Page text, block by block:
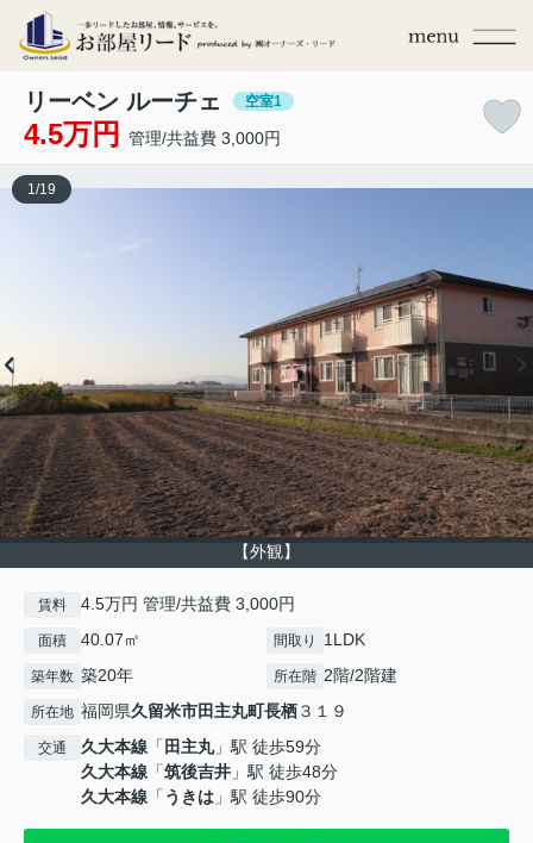
リーベン ルーチェ 空室1
4.5万円 管理/共益費 3,000円
【外観】
1 /19
賃料 4.5万円 管理/共益費 3,000円
面積 40.07㎡ 間取り 1LDK
築年数 築20年 所在階 2階/2階建
所在地 福岡県久留米市田主丸町長栖３１９
交通 久大本線 「 田主丸」駅 徒歩59分
久大本線 「筑後吉井 」駅 徒歩48分
久大本線 「 うきは 」駅 徒歩90分